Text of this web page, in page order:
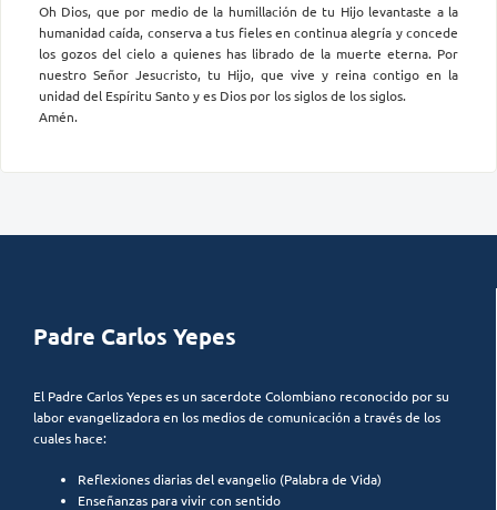
Oh Dios, que por medio de la humillación de tu Hijo levantaste a la
humanidad caída, conserva a tus fieles en continua alegría y concede
los gozos del cielo a quienes has librado de la muerte eterna. Por
nuestro Señor Jesucristo, tu Hijo, que vive y reina contigo en la
unidad del Espíritu Santo y es Dios por los siglos de los siglos.
Amén.
Padre Carlos Yepes
El Padre Carlos Yepes es un sacerdote Colombiano reconocido por su
labor evangelizadora en los medios de comunicación a través de los
cuales hace:
Reflexiones diarias del evangelio (Palabra de Vida)
Enseñanzas para vivir con sentido